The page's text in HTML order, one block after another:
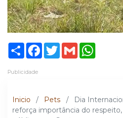
ShareFacebook
TwitterGmail
Publicidade
Inicio / Pets /
Dia
reforça importância do